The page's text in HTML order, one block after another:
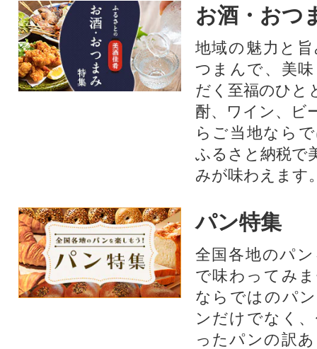
お酒・おつ
地域の魅力と
つまんで、美
だく至福のひと
酎、ワイン、ビ
らご当地なら
ふるさと納税で
みが味わえます
パン特集
全国各地のパ
で味わってみ
ならではのパ
ンだけでなく
ったパンの訳